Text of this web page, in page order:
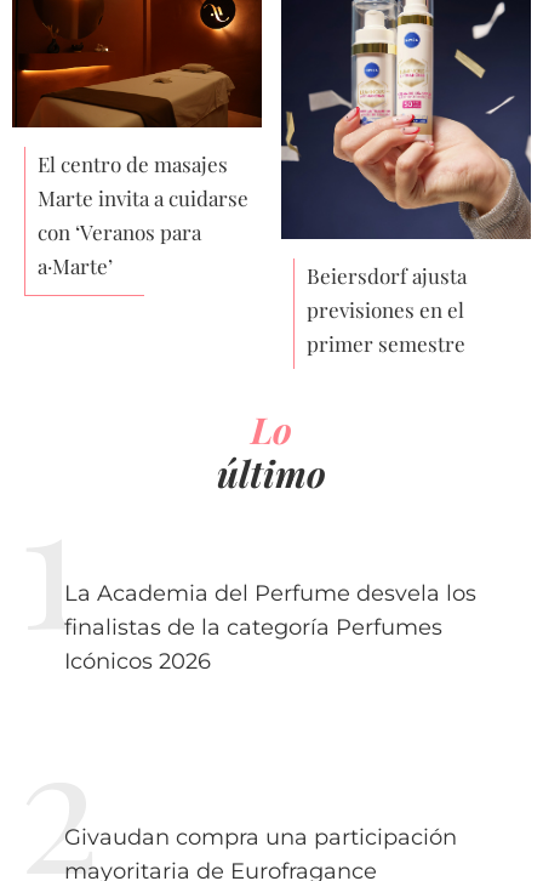
El centro de masajes
Marte invita a cuidarse
con ‘Veranos para
a·Marte’
Beiersdorf ajusta
previsiones en el
primer semestre
Lo
último
La Academia del Perfume desvela los
finalistas de la categoría Perfumes
Icónicos 2026
Givaudan compra una participación
mayoritaria de Eurofragance